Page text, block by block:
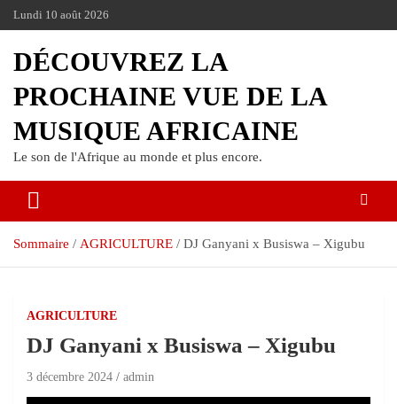
Lundi 10 août 2026
DÉCOUVREZ LA
PROCHAINE VUE DE LA
MUSIQUE AFRICAINE
Le son de l'Afrique au monde et plus encore.
Sommaire AGRICULTURE DJ Ganyani x Busiswa – Xigubu
AGRICULTURE
DJ Ganyani x Busiswa – Xigubu
3 décembre 2024 admin